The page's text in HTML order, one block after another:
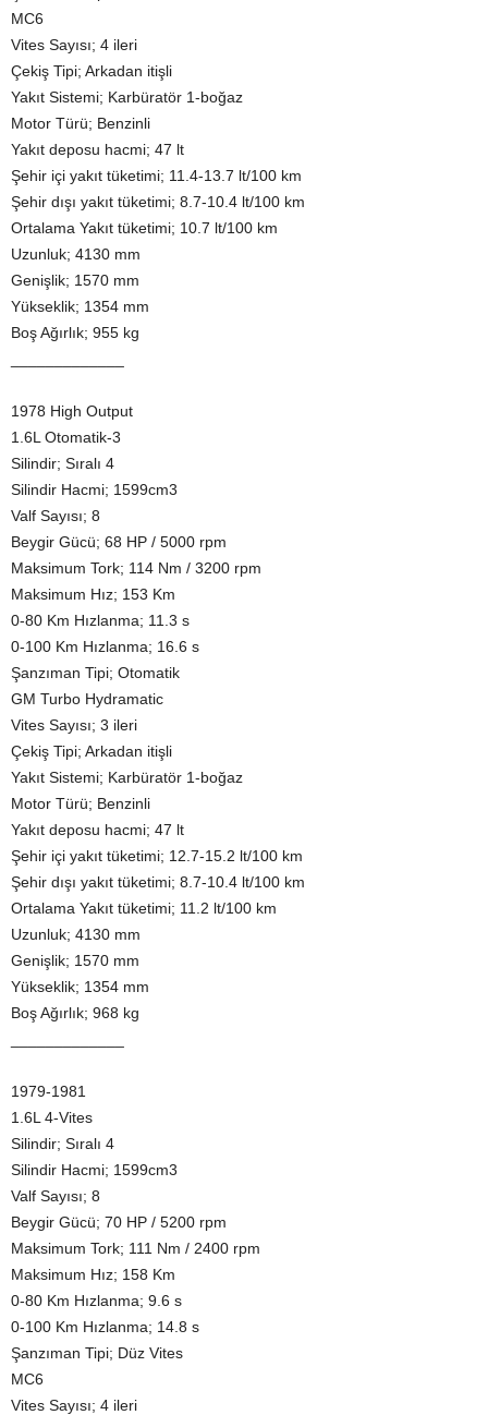
MC6
Vites Sayısı; 4 ileri
Çekiş Tipi; Arkadan itişli
Yakıt Sistemi; Karbüratör 1-boğaz
Motor Türü; Benzinli
Yakıt deposu hacmi; 47 lt
Şehir içi yakıt tüketimi; 11.4-13.7 lt/100 km
Şehir dışı yakıt tüketimi; 8.7-10.4 lt/100 km
Ortalama Yakıt tüketimi; 10.7 lt/100 km
Uzunluk; 4130 mm
Genişlik; 1570 mm
Yükseklik; 1354 mm
Boş Ağırlık; 955 kg
1978 High Output
1.6L Otomatik-3
Silindir; Sıralı 4
Silindir Hacmi; 1599cm3
Valf Sayısı; 8
Beygir Gücü; 68 HP / 5000 rpm
Maksimum Tork; 114 Nm / 3200 rpm
Maksimum Hız; 153 Km
0-80 Km Hızlanma; 11.3 s
0-100 Km Hızlanma; 16.6 s
Şanzıman Tipi; Otomatik
GM Turbo Hydramatic
Vites Sayısı; 3 ileri
Çekiş Tipi; Arkadan itişli
Yakıt Sistemi; Karbüratör 1-boğaz
Motor Türü; Benzinli
Yakıt deposu hacmi; 47 lt
Şehir içi yakıt tüketimi; 12.7-15.2 lt/100 km
Şehir dışı yakıt tüketimi; 8.7-10.4 lt/100 km
Ortalama Yakıt tüketimi; 11.2 lt/100 km
Uzunluk; 4130 mm
Genişlik; 1570 mm
Yükseklik; 1354 mm
Boş Ağırlık; 968 kg
1979-1981
1.6L 4-Vites
Silindir; Sıralı 4
Silindir Hacmi; 1599cm3
Valf Sayısı; 8
Beygir Gücü; 70 HP / 5200 rpm
Maksimum Tork; 111 Nm / 2400 rpm
Maksimum Hız; 158 Km
0-80 Km Hızlanma; 9.6 s
0-100 Km Hızlanma; 14.8 s
Şanzıman Tipi; Düz Vites
MC6
Vites Sayısı; 4 ileri